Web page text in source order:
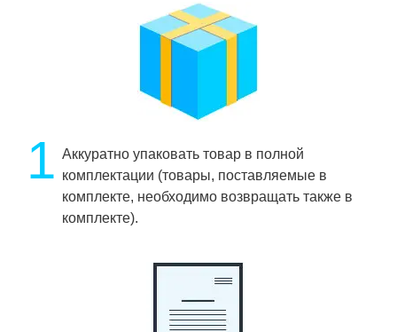
1 Аккуратно упаковать товар в полной
комплектации (товары, поставляемые в
комплекте, необходимо возвращать также в
комплекте).